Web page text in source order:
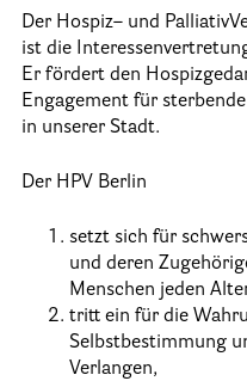
Vorstand
Der Hospiz– und
ist die
Er fördert den
Engagement für
in unserer Stadt.
Der HPV Berlin
setzt sich für
und deren
Menschen jeden
tritt ein für die
Selbstbestimmung
Verlangen,